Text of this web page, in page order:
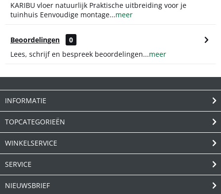
KARIBU vloer natuurlijk Praktische uitbreiding voor je
tuinhuis Eenvoudige montage...meer
Beoordelingen
0
Lees, schrijf en bespreek beoordelingen...meer
INFORMATIE
TOPCATEGORIEËN
WINKELSERVICE
SERVICE
NIEUWSBRIEF